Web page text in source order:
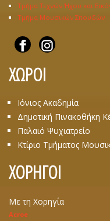
Τμήμα Τεχνών Ήχου και
Τμήμα Μουσικών Σπουδών
ΧΩΡΟΙ
Ιόνιος Ακαδημία
Δημοτική Πινακοθήκη
Παλαιό Ψυχιατρείο
Κτίριο Τμήματος
ΧΟΡΗΓΟΙ
Με τη Χορηγία
Acroe